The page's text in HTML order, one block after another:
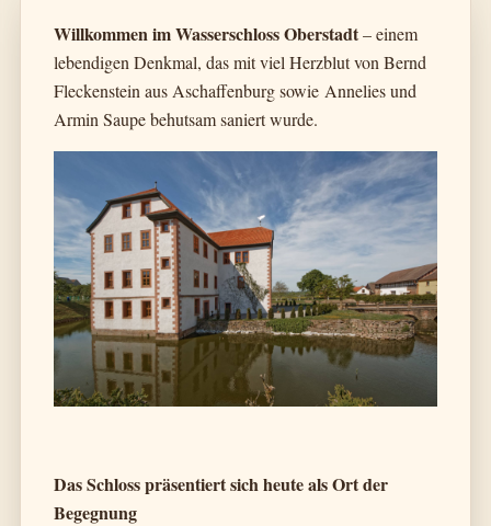
Willkommen im Wasserschloss Oberstadt– einem
lebendigen Denkmal, das mit viel Herzblut von Bernd
Fleckenstein aus Aschaffenburg sowie Annelies und
Armin Saupe behutsam saniert wurde.
Das Schloss präsentiert sich heute als Ort der
Begegnung